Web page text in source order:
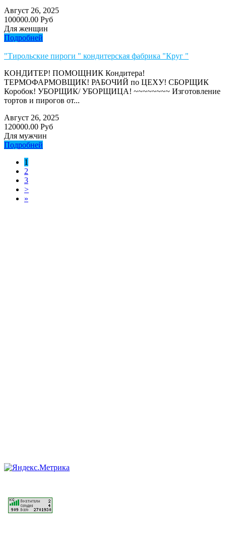
Август 26, 2025
100000.00 Руб
Для женщин
Подробней
"Тирольские пироги " кондитерская фабрика "Круг "
КОНДИТЕР! ПОМОЩНИК Кондитера!
ТЕРМОФАРМОВЩИК! РАБОЧИЙ по ЦЕХУ! СБОРЩИК
Коробок! УБОРЩИК/ УБОРЩИЦА! ~~~~~~~~ Изготовление
тортов и пирогов от...
Август 26, 2025
120000.00 Руб
Для мужчин
Подробней
1
2
3
>
»